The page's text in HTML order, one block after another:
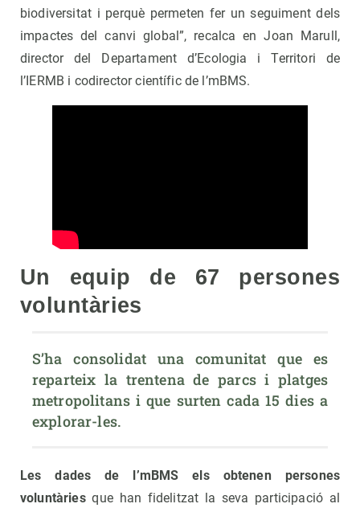
biodiversitat i perquè permeten fer un seguiment dels
impactes del canvi global”, recalca en Joan Marull,
director del Departament d’Ecologia i Territori de
l’IERMB i codirector científic de l’mBMS.
Un equip de 67 persones
voluntàries
S’ha consolidat una comunitat que es
reparteix la trentena de parcs i platges
metropolitans i que surten cada 15 dies a
explorar-les.
Les dades de l’mBMS els obtenen persones
voluntàriesque han fidelitzat la seva participació al